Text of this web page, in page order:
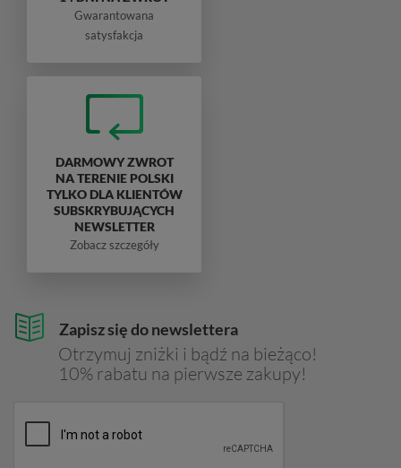
Zapisz się do newslettera
Otrzymuj zniżki i bądź na bieżąco!
10% rabatu na pierwsze zakupy!
Gwarantowana
satysfakcja
DARMOWY ZWROT
NA TERENIE POLSKI
TYLKO DLA KLIENTÓW
SUBSKRYBUJĄCYCH
NEWSLETTER
Zobacz szczegóły